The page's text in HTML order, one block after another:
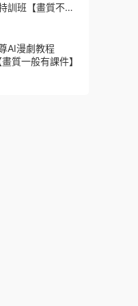
訓班【畫質不錯
】
AI漫劇教程
質一般有課件】